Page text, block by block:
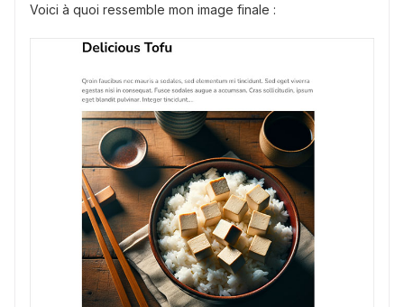
Voici à quoi ressemble mon image finale :